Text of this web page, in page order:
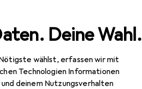
Deine Wahl.
wählst, erfassen wir mit
Technologien Informationen
deinem Nutzungsverhalten